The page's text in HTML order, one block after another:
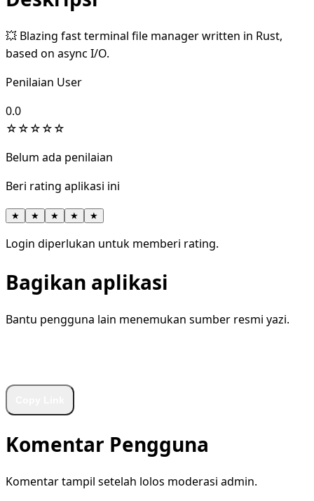
💥 Blazing fast terminal file manager written in Rust,
based on async I/O.
Penilaian User
0.0
☆☆☆☆☆
Belum ada penilaian
Beri rating aplikasi ini
★ ★ ★ ★ ★
Login diperlukan untuk memberi rating.
Bagikan aplikasi
Bantu pengguna lain menemukan sumber resmi yazi.
Komentar Pengguna
Komentar tampil setelah lolos moderasi admin.